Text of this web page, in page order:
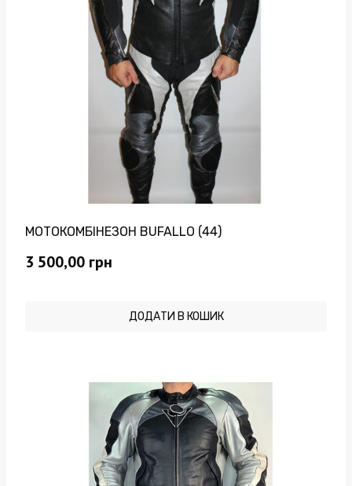
МОТОКОМБІНЕЗОН BUFALLO (44)
3 500,00 грн
ДОДАТИ В КОШИК